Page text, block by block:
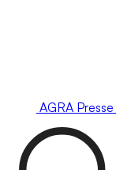
AGRA Presse